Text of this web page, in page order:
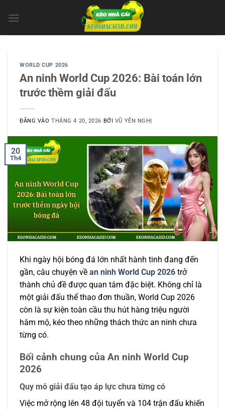
qua
WORLD CUP 2026
An ninh World Cup 2026: Bài toán lớn
trước thềm giải đấu
ĐĂNG VÀOTHÁNG 4 20, 2026 BỞI VŨ YÊN NGHỊ
20
Th4
Khi ngày hội bóng đá lớn nhất hành tinh đang đến
gần, câu chuyện về an ninh World Cup 2026 trở
thành chủ đề được quan tâm đặc biệt. Không chỉ là
một giải đấu thể thao đơn thuần, World Cup 2026
còn là sự kiện toàn cầu thu hút hàng triệu người
hâm mộ, kéo theo những thách thức an ninh chưa
từng có.
Bối cảnh chung của An ninh World Cup
2026
Quy mô giải đấu tạo áp lực chưa từng có
Việc mở rộng lên 48 đội tuyển và 104 trận đấu khiến